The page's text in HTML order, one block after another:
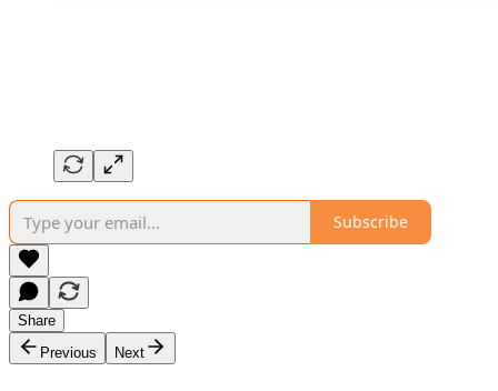
Subscribe
Share
Previous
Next